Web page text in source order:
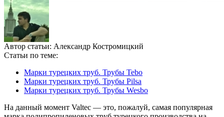
Автор статьи: Александр Костромицкий
Статьи по теме:
Марки турецких труб. Трубы Tebo
Марки турецких труб. Трубы Pilsa
Марки турецких труб. Трубы Wesbo
На данный момент Valtec — это, пожалуй, самая популярная